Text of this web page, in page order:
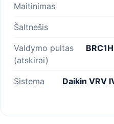
Maitinimas
Šaltnešis
Valdymo pultas
(atskirai)
Sistema
Daikin VRV